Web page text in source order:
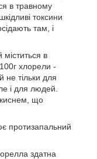
в травному
токсини
там, і
в
хлорели -
не тільки для
і для людей.
що
протизапальний
здатна